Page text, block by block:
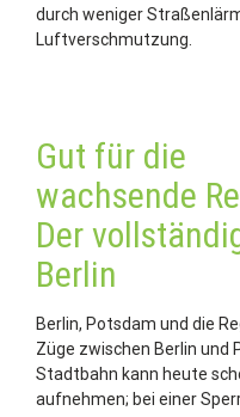
durch weniger
Luftverschmutzung.
Gut für die
wachsende
Der
Berlin
Berlin, Potsdam und die
Züge zwischen Berlin und
Stadtbahn kann heute
aufnehmen; bei einer